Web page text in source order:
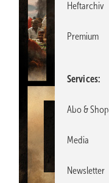
Heftarchiv
Premium
Services
Abo & Shop
Media
Newsletter